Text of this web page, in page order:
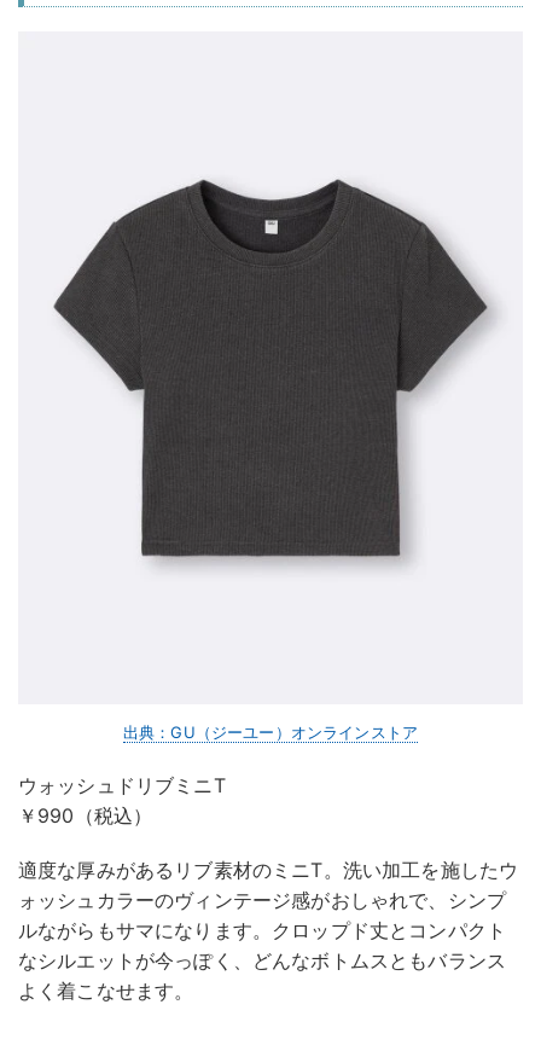
出典：GU（ジーユー）オンラインストア
ウォッシュドリブミニT
￥990（税込）
適度な厚みがあるリブ素材のミニT。洗い加工を施したウ
ォッシュカラーのヴィンテージ感がおしゃれで、シンプ
ルながらもサマになります。クロップド丈とコンパクト
なシルエットが今っぽく、どんなボトムスともバランス
よく着こなせます。